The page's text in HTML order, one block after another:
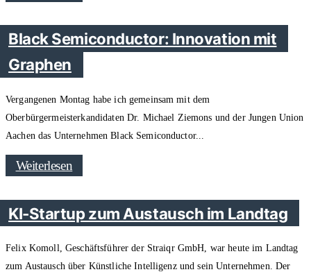
Black Semiconductor: Innovation mit
Graphen
Vergangenen Montag habe ich gemeinsam mit dem
Oberbürgermeisterkandidaten Dr. Michael Ziemons und der Jungen Union
Aachen das Unternehmen Black Semiconductor
Weiterlesen
KI-Startup zum Austausch im Landtag
Felix Komoll, Geschäftsführer der Straiqr GmbH, war heute im Landtag
zum Austausch über Künstliche Intelligenz und sein Unternehmen. Der